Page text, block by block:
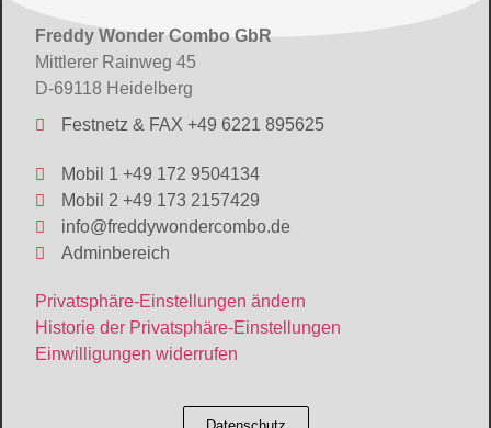
Freddy Wonder Combo GbR
Mittlerer Rainweg 45
D-69118 Heidelberg
Festnetz & FAX +49 6221 895625
Mobil 1 +49 172 9504134
Mobil 2 +49 173 2157429
info@freddywondercombo.de
Adminbereich
Privatsphäre-Einstellungen ändern
Historie der Privatsphäre-Einstellungen
Einwilligungen widerrufen